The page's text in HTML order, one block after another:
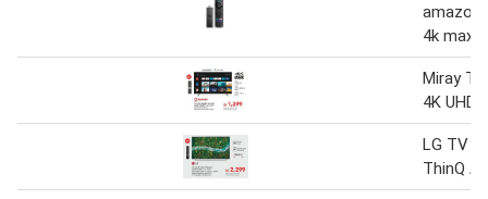
amazon
4k max
Miray
4K UHD
LG TV
ThinQ